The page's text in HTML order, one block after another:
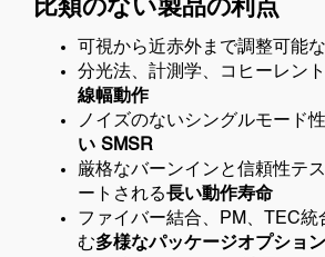
比類のない製品の利点
可視から近赤外まで調整可能な
分光法、計測学、コヒーレン
線幅動作
ノイズのないシングルモード
い SMSR
厳格なバーンインと信頼性テ
ートされる長い動作寿命
ファイバー結合、PM、TEC統
む多様なパッケージオプション